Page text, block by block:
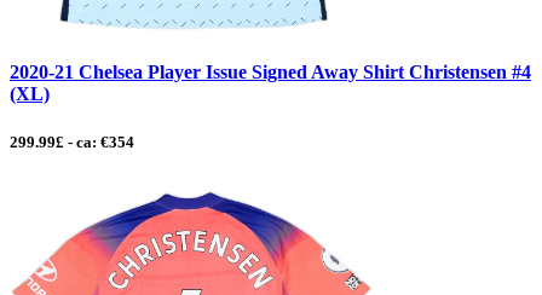
2020-21 Chelsea Player Issue Signed Away Shirt Christensen #4
(XL)
299.99£ - ca: €354